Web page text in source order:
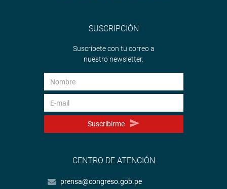
SUSCRIPCIÓN
Suscríbete con tu correo a
nuestro newsletter.
Suscribirme
CENTRO DE ATENCIÓN
prensa@congreso.gob.pe